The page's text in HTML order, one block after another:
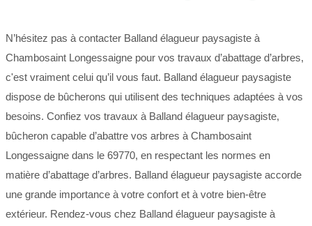
N’hésitez pas à contacter Balland élagueur paysagiste à
Chambosaint Longessaigne pour vos travaux d’abattage d’arbres,
c'est vraiment celui qu’il vous faut. Balland élagueur paysagiste
dispose de bûcherons qui utilisent des techniques adaptées à vos
besoins. Confiez vos travaux à Balland élagueur paysagiste,
bûcheron capable d’abattre vos arbres à Chambosaint
Longessaigne dans le 69770, en respectant les normes en
matière d’abattage d’arbres. Balland élagueur paysagiste accorde
une grande importance à votre confort et à votre bien-être
extérieur. Rendez-vous chez Balland élagueur paysagiste à